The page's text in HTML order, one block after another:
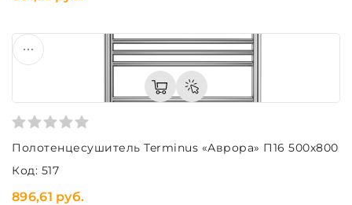
Полотенцесушитель Terminus «Аврора» П16 500х800
Код: 517
896,61 руб.